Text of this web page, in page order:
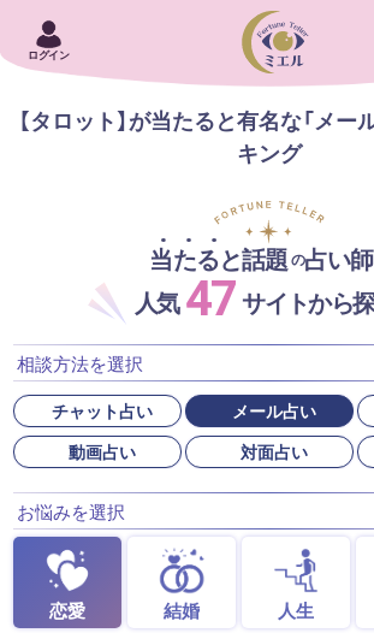
ログイン
【タロット】が当たると有名な「メー
キング
当たると話題の占い師
人気47サイトから探
相談方法を選択
チャット占い メール占い
動画占い
対面占い
お悩みを選択
恋愛 結婚 人生